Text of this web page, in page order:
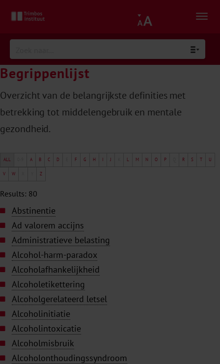
Begrippenlijst
Overzicht van de belangrijkste definities met
betrekking tot middelengebruik en mentale
gezondheid.
ALL A B C D F G H I J L M N O P R S T U
V W Z
Results: 80
Abstinentie
Ad valorem accijns
Administratieve belasting
Alcohol-harm-paradox
Alcoholafhankelijkheid
Alcoholetikettering
Alcoholgerelateerd letsel
Alcoholinitiatie
Alcoholintoxicatie
Alcoholmisbruik
Alcoholonthoudingssyndroom